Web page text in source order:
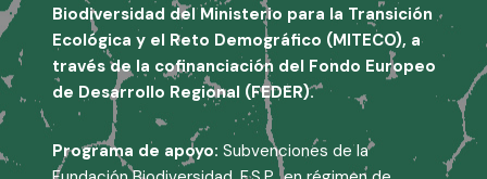
Biodiversidad del Ministerio para la Transición
Ecológica y el Reto Demográfico (MITECO), a
través de la cofinanciación del Fondo Europeo
de Desarrollo Regional (FEDER).
Programa de apoyo: Subvenciones de la